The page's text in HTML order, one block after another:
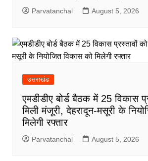
Parvatanchal August 5, 2026
उत्तराखंड
एमडीडीए बोर्ड बैठक में 25 विकास
मिली मंजूरी, देहरादून-मसूरी के
मिलेगी रफ्तार
Parvatanchal August 5, 2026